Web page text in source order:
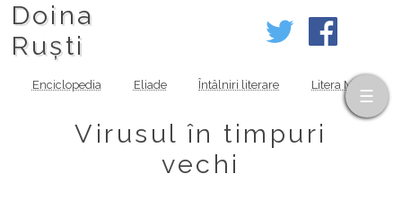
Doina
Ruști
Enciclopedia Eliade Întâlniri literare Litera MOV
Virusul în timpuri
vechi